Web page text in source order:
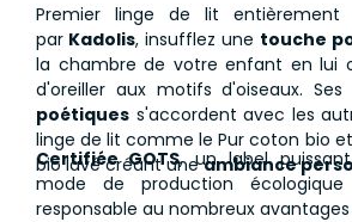
Premier linge de lit entièrement
par Kadolis, insufflez une touche
la chambre de votre enfant en lui
d'oreiller aux motifs d'oiseaux. Ses
poétiques s'accordent avec les
linge de lit comme le Pur coton bio
bio lavé créant uneambiance
Certifiée GOTS, un label
mode de production
responsable au nombreux avantages